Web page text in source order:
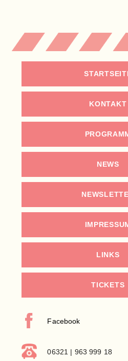
KONTAKT
NEWS
LINKS
TICKETS
Facebook
06321 | 963 999 18